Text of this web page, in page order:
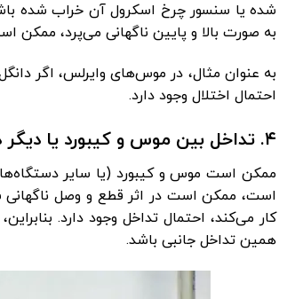
شده یا سنسور چرخ اسکرول آن خراب شده
به ‌صورت بالا و پایین ناگهانی می‌پرد،
احتمال اختلال وجود دارد.
۴. تداخل بین موس و کیبورد یا دیگر دستگاه‌های جانبی
ممکن است موس و کیبورد (یا سایر
است، ممکن است در اثر قطع و وصل
کار می‌کند، احتمال تداخل وجود دارد.
همین تداخل جانبی باشد.